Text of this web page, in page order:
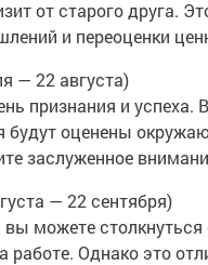
от старого друга.
и переоценки
— 22 августа)
признания и успеха.
будут оценены
заслуженное
— 22 сентября)
вы можете
работе. Однако это